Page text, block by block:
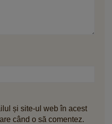
și site-ul web în acest
când o să comentez.